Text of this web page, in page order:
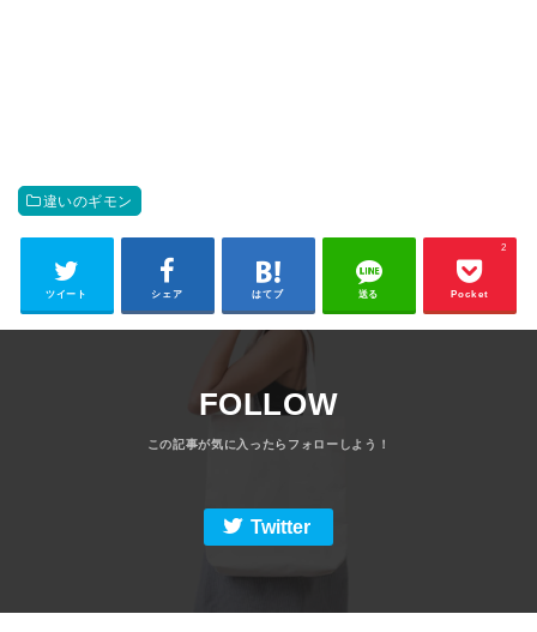
違いのギモン
ツイート シェア はてブ 送る Pocket
2
FOLLOW
Twitter